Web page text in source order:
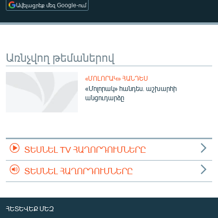
ՄԻՋԱԶԳԱՅԻՆ
ՄՇԱԿՈՒՅԹ
ՄԵԿՆԱԲԱՆՈՒԹՅՈՒՆ
ԲԱՆԱՎԵՃ
ՁԳՏԵԼՈՎ ԼԱՎԱԳՈՒՅՆԻՆ
ՓՈԴՔԱՍԹ
Հայերեն
Ավելացրեք մեզ Google-ում
Առնչվող թեմաներով
«ՄՈԼՈՐԱԿ» ՀԱՆԴԵՍ
«Մոլորակ» հանդես. աշխարհի
անցուդարձը
ՏԵՍՆԵԼ TV ՀԱՂՈՐԴՈՒՄՆԵՐԸ
ՏԵՍՆԵԼ ՀԱՂՈՐԴՈՒՄՆԵՐԸ
ՀԵՏԵՎԵՔ ՄԵԶ